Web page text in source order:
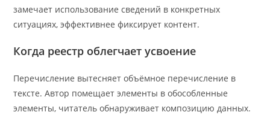
замечает использование сведений в конкретных
ситуациях, эффективнее фиксирует контент.
Когда реестр облегчает усвоение
Перечисление вытесняет объёмное перечисление в
тексте. Автор помещает элементы в обособленные
элементы, читатель обнаруживает композицию данных.